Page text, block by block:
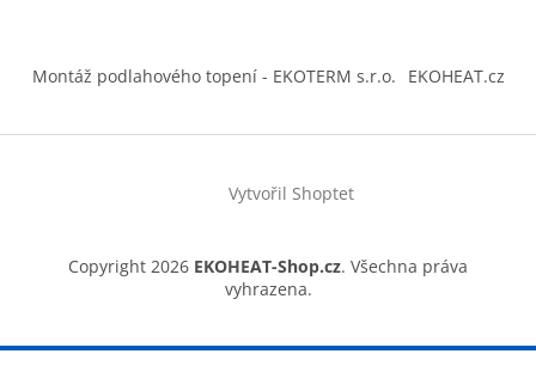
Montáž podlahového topení - EKOTERM s.r.o. EKOHEAT.cz
Vytvořil Shoptet
Copyright 2026 EKOHEAT-Shop.cz. Všechna práva
vyhrazena.